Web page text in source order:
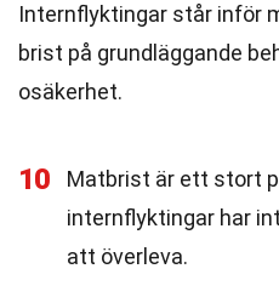
Internflyktingar står inför
brist på grundläggande
osäkerhet.
10
Matbrist är ett stort
internflyktingar har
att överleva.